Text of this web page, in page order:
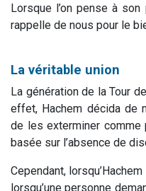
Lorsque l’on pense à
rappelle de nous pour le
La véritable union
La génération de la Tour
effet, Hachem décida de
de les exterminer comme
basée sur l’absence de
Cependant,
lorsqu’une personne